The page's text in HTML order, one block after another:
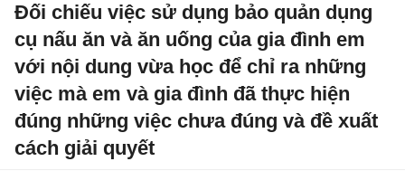
Đối chiếu việc sử dụng bảo quản dụng
cụ nấu ăn và ăn uống của gia đình em
với nội dung vừa học để chỉ ra những
việc mà em và gia đình đã thực hiện
đúng những việc chưa đúng và đề xuất
cách giải quyết